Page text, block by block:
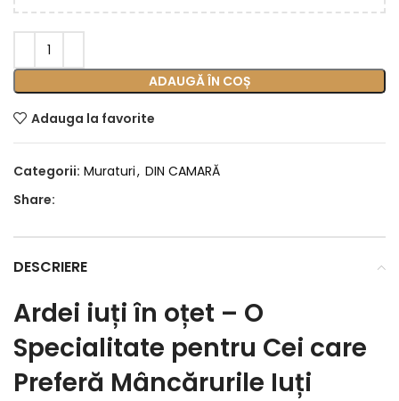
ADAUGĂ ÎN COȘ
Adauga la favorite
Categorii: Muraturi, DIN CAMARĂ
Share:
DESCRIERE
Ardei iuți în oțet – O
Specialitate pentru Cei care
Preferă Mâncărurile Iuți